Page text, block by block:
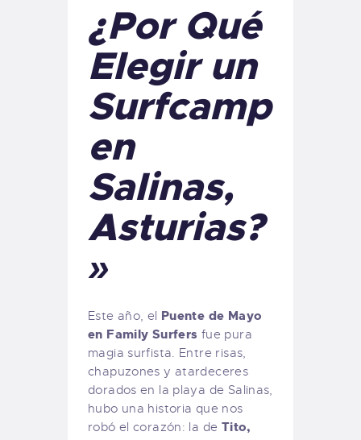
¿Por Qué
Elegir un
Surfcamp
en
Salinas,
Asturias?
»
Este año, el Puente de Mayo
en Family Surfers fue pura
magia surfista. Entre risas,
chapuzones y atardeceres
dorados en la playa de Salinas,
hubo una historia que nos
robó el corazón: la de Tito,